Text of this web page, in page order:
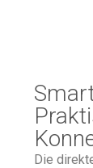
Die